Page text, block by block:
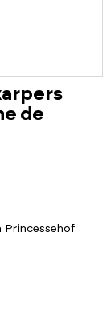
de
Princessehof